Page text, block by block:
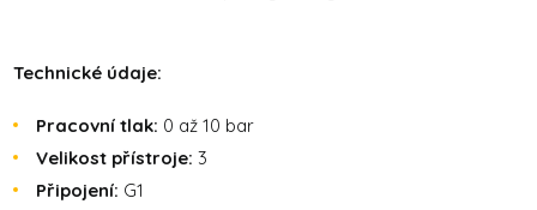
Technické údaje:
Pracovní tlak: 0 až 10 bar
Velikost přístroje: 3
Připojení: G1